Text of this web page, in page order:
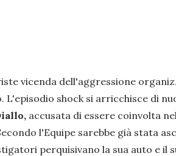
vicenda dell'aggressione
L'episodio shock si arricchisce di
accusata di essere coinvolta
l'Equipe sarebbe già stata
perquisivano la sua auto e il